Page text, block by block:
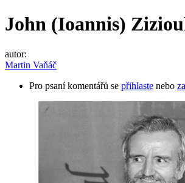
John (Ioannis)
autor:
Martin Vaňáč
Pro psaní komentářů se přihlaste nebo